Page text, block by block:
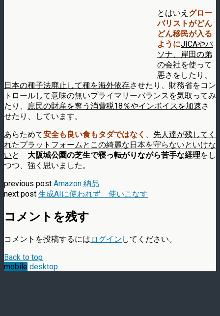
とはいえ グロー
バリストがどん
どん移民が入る
ようにJICAやパ
ソナ、岸田の弟
の会社を使って
悪さをしたり、
日本の種子法廃止して種を海外依存させたり、財務省をコン
トロールして意味の無いプライマリーバランスを気取ってみ
たり、
庶民の財産を奪う消費税18％やインボイスを加速さ
せたり、しています。
あらためて安全も良い食もタダではなく
先人達が残してく
れたプラットフォームとこの綺麗な日本を守らないといけな
いと 大阪城公園の芝生で寝っ転がりながら苦手な経理をし
つつ、強く思いました。
previous post Amazon 納品
next post 生成AIに使われず 使いこなす
コメントを残す
コメントを投稿するには ログイン してください。
Back to top
mobile desktop